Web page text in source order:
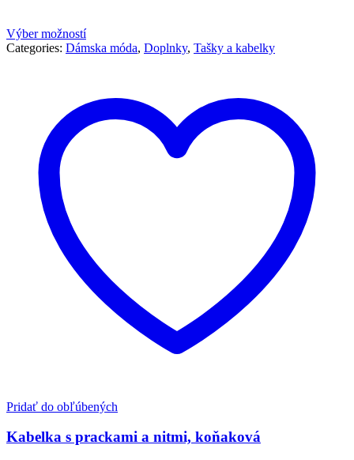
Výber možností
Categories: Dámska móda, Doplnky, Tašky a kabelky
Pridať do obľúbených
Kabelka s prackami a nitmi, koňaková